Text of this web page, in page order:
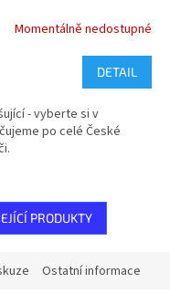
Momentálně nedostupné
DETAIL
- vyberte si v
po celé České
PRODUKTY
Ostatní informace